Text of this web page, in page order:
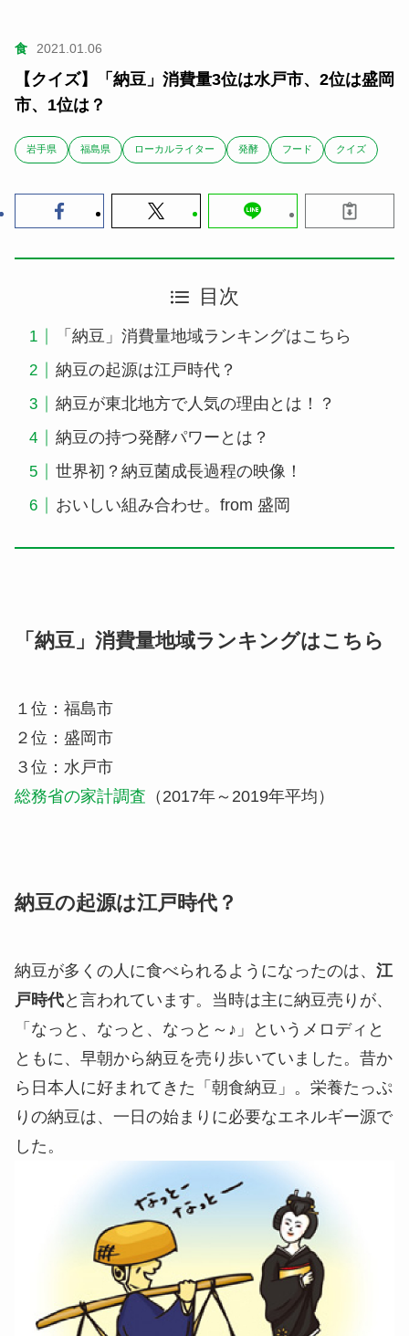
食 2021.01.06
【クイズ】「納豆」消費量3位は水戸市、2位は盛岡
市、1位は？
岩手県 福島県 ローカルライター 発酵 フード クイズ
目次
「納豆」消費量地域ランキングはこちら
納豆の起源は江戸時代？
納豆が東北地方で人気の理由とは！？
納豆の持つ発酵パワーとは？
世界初？納豆菌成長過程の映像！
おいしい組み合わせ。from 盛岡
「納豆」消費量地域ランキングはこちら
１位：福島市
２位：盛岡市
３位：水戸市
総務省の家計調査 （2017年～2019年平均）
納豆の起源は江戸時代？
納豆が多くの人に食べられるようになったのは、 江
戸時代と言われています。当時は主に納豆売りが、
「なっと、なっと、なっと～♪」というメロディと
ともに、早朝から納豆を売り歩いていました。昔か
ら日本人に好まれてきた「朝食納豆」。栄養たっぷ
りの納豆は、一日の始まりに必要なエネルギー源で
した。